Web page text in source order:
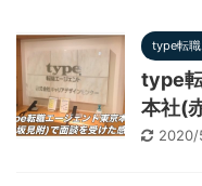
type転職
type
本社(
2020/